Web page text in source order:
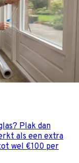
Plak dan
als een extra
wel €100 per